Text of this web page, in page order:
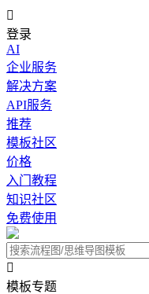

登录
AI
企业服务
解决方案
API服务
推荐
模板社区
价格
入门教程
知识社区
免费使用

模板专题